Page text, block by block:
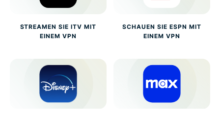
STREAMEN SIE ITV MIT
EINEM VPN
SCHAUEN SIE ESPN MIT
EINEM VPN